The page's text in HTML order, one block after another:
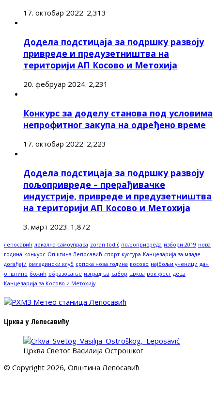
17. октобар 2022. 2,313
Додела подстицаја за подршку развоју
привреде и предузетништва на
територији АП Косово и Метохија
20. фебруар 2024. 2,231
Конкурс за доделу станова под условима
непрофитног закупа на одређено време
17. октобар 2022. 2,223
Додела подстицаја за подршку развоју
пољопривреде – прерађивачке
индустрије, привреде и предузетништва
на територији АП Косово и Метохија
3. март 2023. 1,872
лепосавић локална самоуправа zoran todić пољопривреда избори 2019 нова
година конкурс Општина Лепосавић спорт култура Канцеларија за младе
догађаји омладински клуб српска нова година косово најбољи ученици дан
општине божић образовање изградња сабор црква рок фест деца
Канцеларија за Косово и Метохију
Црква у Лепосавићу
Црква Светог Василија Острошког
© Copyright 2026, Општина Лепосавић